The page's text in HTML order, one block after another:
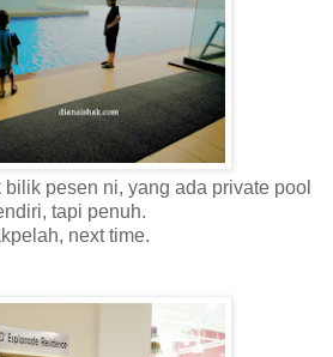
pesen ni, yang ada private pool
tapi penuh.
next time.